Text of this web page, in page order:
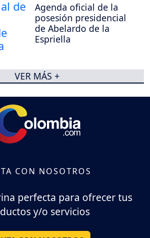
Agenda oficial de la
posesión presidencial
de Abelardo de la
Espriella
VER MÁS +
CON NOSOTROS
perfecta para ofrecer tus
y/o servicios